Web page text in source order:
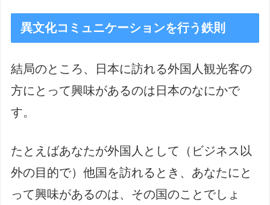
異文化コミュニケーションを行う鉄則
結局のところ、日本に訪れる外国人観光客の
方にとって興味があるのは日本のなにかで
す。
たとえばあなたが外国人として（ビジネス以
外の目的で）他国を訪れるとき、あなたにと
って興味があるのは、その国のことでしょ